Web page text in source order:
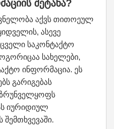
შეტანა?
აქვს თითოეულ
ასევე
საკონტაქტო
სახელები,
ინფორმაცია. ეს
გარიგებას
იურიდიულ
შემთხვევაში.